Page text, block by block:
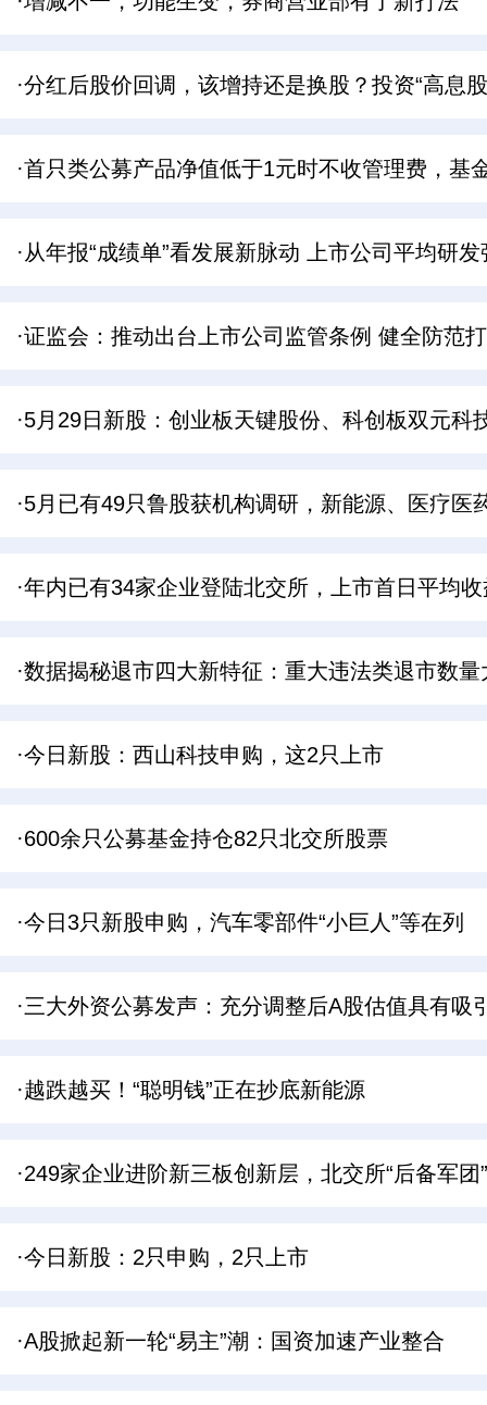
·分红后股价回调，该增持还是换股？投资“高息
·首只类公募产品净值低于1元时不收管理费，基
·从年报“成绩单”看发展新脉动 上市公司平均研
·证监会：推动出台上市公司监管条例 健全防范
·5月29日新股：创业板天键股份、科创板双元科
·5月已有49只鲁股获机构调研，新能源、医疗医
·年内已有34家企业登陆北交所，上市首日平均
·数据揭秘退市四大新特征：重大违法类退市数量
·今日新股：西山科技申购，这2只上市
·600余只公募基金持仓82只北交所股票
·今日3只新股申购，汽车零部件“小巨人”等在列
·三大外资公募发声：充分调整后A股估值具有吸
·越跌越买！“聪明钱”正在抄底新能源
·249家企业进阶新三板创新层，北交所“后备军团
·今日新股：2只申购，2只上市
·A股掀起新一轮“易主”潮：国资加速产业整合